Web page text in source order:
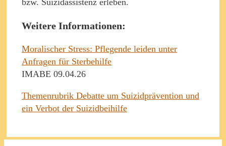
Weitere Informationen:
Moralischer Stress: Pflegende leiden unter
Anfragen für Sterbehilfe
IMABE 09.04.26
Themenrubrik Debatte um Suizidprävention und
ein Verbot der Suizidbeihilfe